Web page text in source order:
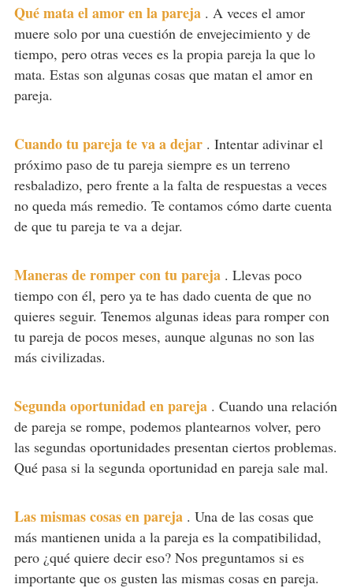
Qué mata el amor en la pareja . A veces el amor
muere solo por una cuestión de envejecimiento y de
tiempo, pero otras veces es la propia pareja la que lo
mata. Estas son algunas cosas que matan el amor en
pareja.
Cuando tu pareja te va a dejar . Intentar adivinar el
próximo paso de tu pareja siempre es un terreno
resbaladizo, pero frente a la falta de respuestas a veces
no queda más remedio. Te contamos cómo darte cuenta
de que tu pareja te va a dejar.
Maneras de romper con tu pareja . Llevas poco
tiempo con él, pero ya te has dado cuenta de que no
quieres seguir. Tenemos algunas ideas para romper con
tu pareja de pocos meses, aunque algunas no son las
más civilizadas.
Segunda oportunidad en pareja . Cuando una relación
de pareja se rompe, podemos plantearnos volver, pero
las segundas oportunidades presentan ciertos problemas.
Qué pasa si la segunda oportunidad en pareja sale mal.
Las mismas cosas en pareja . Una de las cosas que
más mantienen unida a la pareja es la compatibilidad,
pero ¿qué quiere decir eso? Nos preguntamos si es
importante que os gusten las mismas cosas en pareja.